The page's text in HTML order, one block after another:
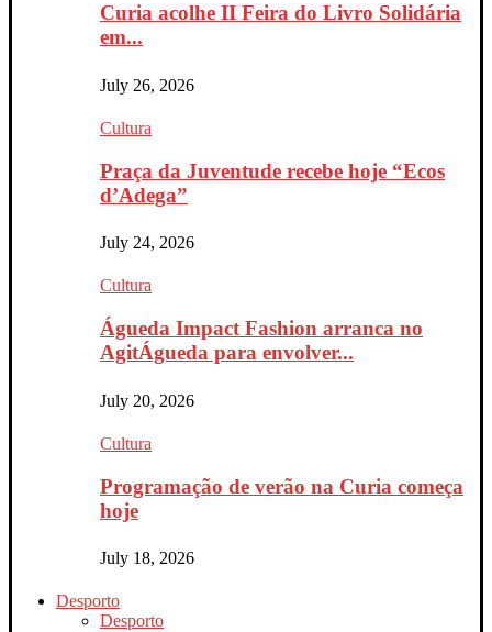
Curia acolhe II Feira do Livro Solidária
em...
July 26, 2026
Cultura
Praça da Juventude recebe hoje “Ecos
d’Adega”
July 24, 2026
Cultura
Águeda Impact Fashion arranca no
AgitÁgueda para envolver...
July 20, 2026
Cultura
Programação de verão na Curia começa
hoje
July 18, 2026
Desporto
Desporto